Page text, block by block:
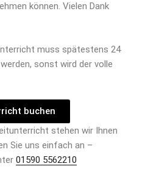
können. Vielen Dank
muss spätestens 24
sonst wird der volle
buchen
stehen wir Ihnen
Sie uns einfach an –
01590 5562210